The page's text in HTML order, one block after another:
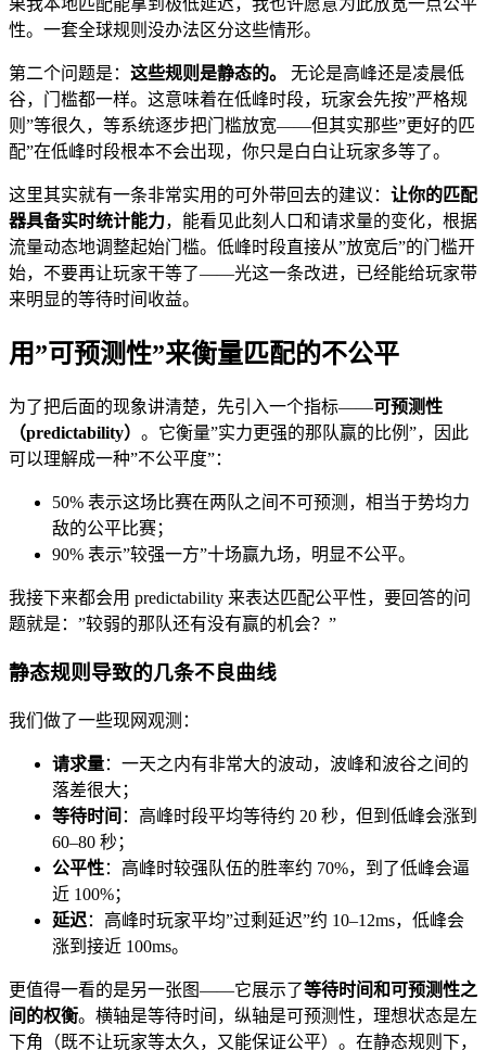
果我本地匹配能拿到极低延迟，我也许愿意为此放宽一点公平
性。一套全球规则没办法区分这些情形。
第二个问题是： 这些规则是静态的。
无论是高峰还是凌晨低
谷，门槛都一样。这意味着在低峰时段，玩家会先按”严格规
则”等很久，等系统逐步把门槛放宽——但其实那些”更好的匹
配”在低峰时段根本不会出现，你只是白白让玩家多等了。
这里其实就有一条非常实用的可外带回去的建议： 让你的匹配
器具备实时统计能力，能看见此刻人口和请求量的变化，根据
流量动态地调整起始门槛。低峰时段直接从”放宽后”的门槛开
始，不要再让玩家干等了——光这一条改进，已经能给玩家带
来明显的等待时间收益。
用”可预测性”来衡量匹配的不公平
为了把后面的现象讲清楚，先引入一个指标——可预测性
（predictability） 。它衡量”实力更强的那队赢的比例”，因此
可以理解成一种”不公平度”：
50% 表示这场比赛在两队之间不可预测，相当于势均力
敌的公平比赛；
90% 表示”较强一方”十场赢九场，明显不公平。
我接下来都会用 predictability 来表达匹配公平性，要回答的问
题就是：”较弱的那队还有没有赢的机会？”
静态规则导致的几条不良曲线
我们做了一些现网观测：
请求量：一天之内有非常大的波动，波峰和波谷之间的
落差很大；
等待时间 ：高峰时段平均等待约 20 秒，但到低峰会涨到
60–80 秒；
公平性：高峰时较强队伍的胜率约 70%，到了低峰会逼
近 100%；
延迟：高峰时玩家平均”过剩延迟”约 10–12ms，低峰会
涨到接近 100ms。
更值得一看的是另一张图——它展示了等待时间和可预测性之
间的权衡。横轴是等待时间，纵轴是可预测性，理想状态是左
下角（既不让玩家等太久，又能保证公平）。在静态规则下，